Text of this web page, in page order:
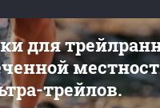
для
трейлов.